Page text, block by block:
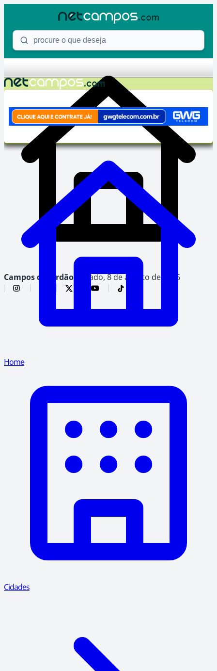
Procure o que deseja
Campos do Jordão, sábado, 8 de agosto de 2026
Home
Cidades